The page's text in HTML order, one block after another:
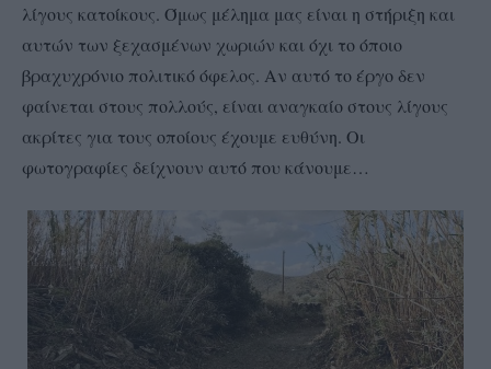
λίγους κατοίκους. Όμως μέλημα μας είναι η στήριξη και
αυτών των ξεχασμένων χωριών και όχι το όποιο
βραχυχρόνιο πολιτικό όφελος. Αν αυτό το έργο δεν
φαίνεται στους πολλούς, είναι αναγκαίο στους λίγους
ακρίτες για τους οποίους έχουμε ευθύνη. Οι
φωτογραφίες δείχνουν αυτό που κάνουμε…